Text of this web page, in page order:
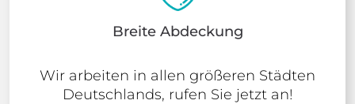
Breite Abdeckung
Wir arbeiten in allen größeren Städten
Deutschlands, rufen Sie jetzt an!